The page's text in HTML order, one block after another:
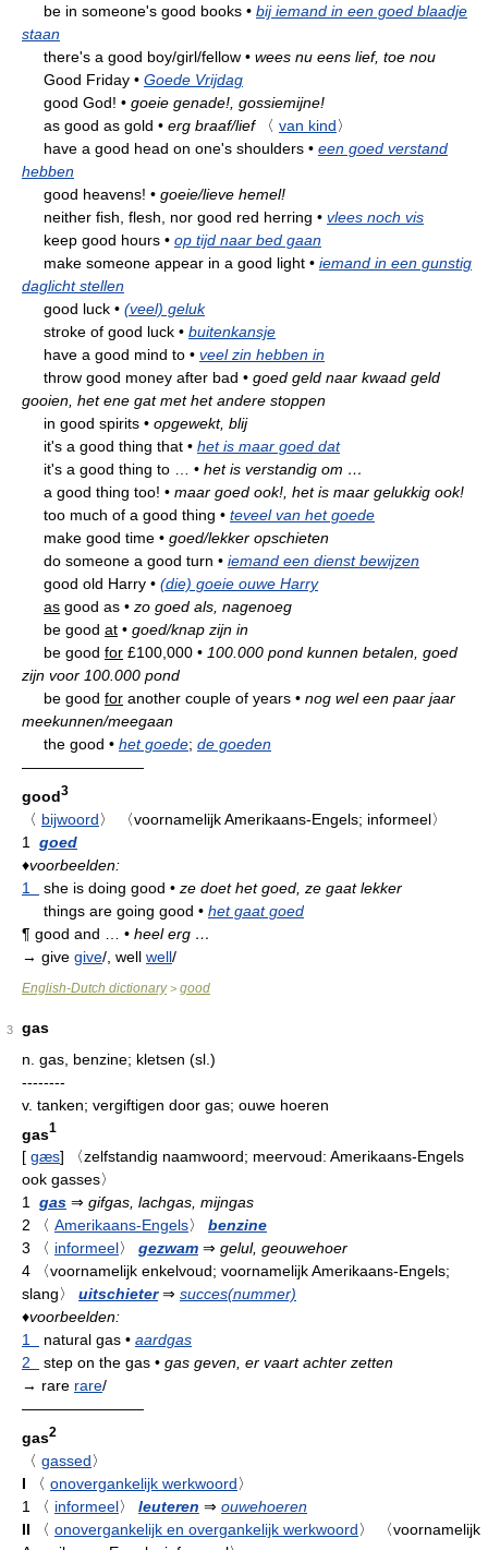
be in someone's good books • bij iemand in een goed blaadje
staan
there's a good boy/girl/fellow • wees nu eens lief, toe nou
Good Friday • Goede Vrijdag
good God! • goeie genade!, gossiemijne!
as good as gold • erg braaf/lief 〈 van kind〉
have a good head on one's shoulders • een goed verstand
hebben
good heavens! • goeie/lieve hemel!
neither fish, flesh, nor good red herring • vlees noch vis
keep good hours • op tijd naar bed gaan
make someone appear in a good light • iemand in een gunstig
daglicht stellen
good luck • (veel) geluk
stroke of good luck • buitenkansje
have a good mind to • veel zin hebben in
throw good money after bad • goed geld naar kwaad geld
gooien, het ene gat met het andere stoppen
in good spirits • opgewekt, blij
it's a good thing that • het is maar goed dat
it's a good thing to … • het is verstandig om …
a good thing too! • maar goed ook!, het is maar gelukkig ook!
too much of a good thing • teveel van het goede
make good time • goed/lekker opschieten
do someone a good turn • iemand een dienst bewijzen
good old Harry • (die) goeie ouwe Harry
as good as • zo goed als, nagenoeg
be good at • goed/knap zijn in
be good for £100,000 • 100.000 pond kunnen betalen, goed
zijn voor 100.000 pond
be good for another couple of years • nog wel een paar jaar
meekunnen/meegaan
the good • het goede; de goeden
————————
good3
〈 bijwoord〉
〈voornamelijk Amerikaans-Engels; informeel〉
1
goed
♦voorbeelden:
1
she is doing good • ze doet het goed, ze gaat lekker
things are going good • het gaat goed
¶ good and … • heel erg …
→ give give/, well well/
English-Dutch dictionary> good
3
gas
n. gas, benzine; kletsen (sl.)
--------
v. tanken; vergiftigen door gas; ouwe hoeren
gas1
[ gæs]
〈zelfstandig naamwoord; meervoud: Amerikaans-Engels
ook gasses〉
1 gas ⇒ gifgas, lachgas, mijngas
2
〈 Amerikaans-Engels〉
benzine
3
〈 informeel〉 gezwam ⇒ gelul, geouwehoer
4
〈voornamelijk enkelvoud; voornamelijk Amerikaans-Engels;
slang〉
uitschieter⇒ succes(nummer)
♦voorbeelden:
1
natural gas • aardgas
2
step on the gas • gas geven, er vaart achter zetten
→ rare rare/
————————
gas2
〈 gassed〉
I
〈 onovergankelijk werkwoord〉
1
〈 informeel〉 leuteren ⇒ ouwehoeren
II
〈 onovergankelijk en overgankelijk werkwoord〉
〈voornamelijk